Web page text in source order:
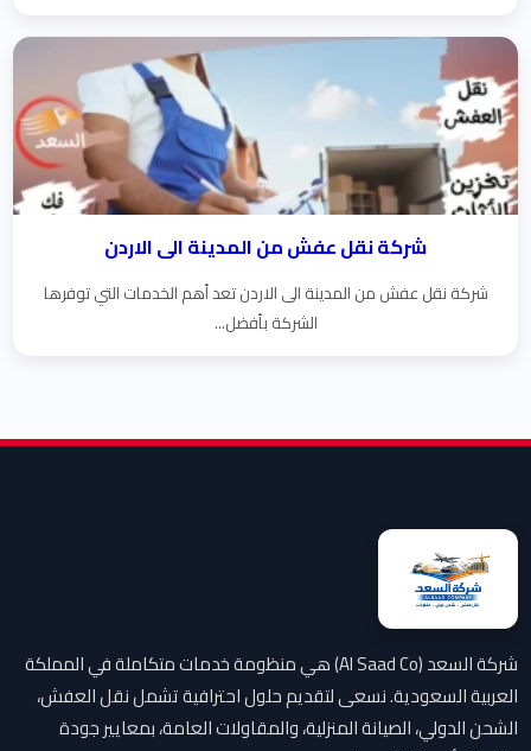
شركة نقل عفش من المدينة الى الاردن
شركة نقل عفش من المدينة الى الاردن تعد أهم الخدمات التي توفرها
الشركة بأفضل...
شركة السعد (Al Saad Co) هي منظومة خدمات متكاملة في المملكة
العربية السعودية. نسعى لتقديم حلول احترافية تشمل نقل العفش،
الشحن الدولي، الصيانة المنزلية، والمقاولات العامة، بمعايير جودة